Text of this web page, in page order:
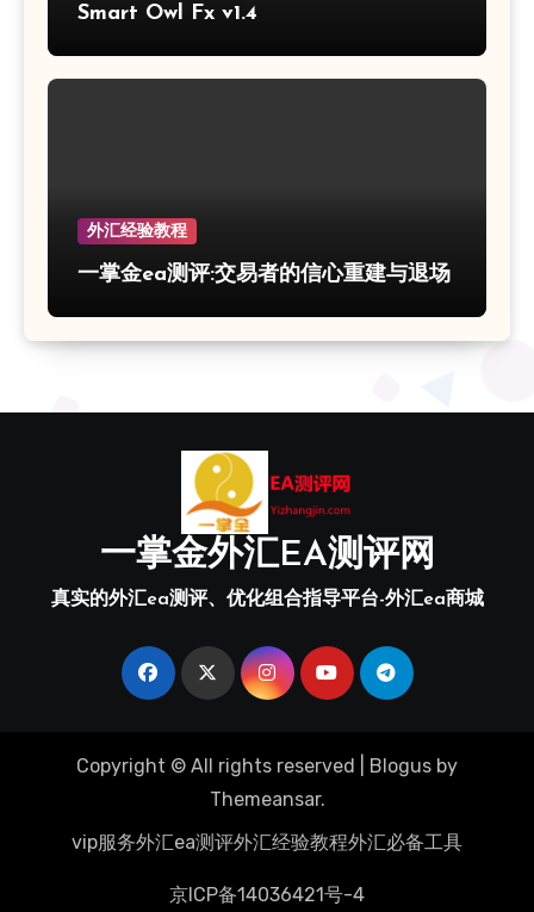
Smart Owl Fx v1.4
外汇经验教程
一掌金ea测评:交易者的信心重建与退场
一掌金外汇EA测评网
真实的外汇ea测评、优化组合指导平台-外汇ea商城
Copyright © All rights reserved Blogus by
Themeansar.
vip服务外汇ea测评外汇经验教程外汇必备工具
京ICP备14036421号-4